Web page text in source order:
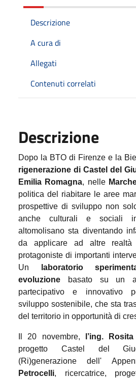
Descrizione
A cura di
Allegati
Contenuti correlati
Descrizione
Dopo la BTO di Firenze e la
rigenerazione di Castel del
Emilia Romagna, nelle
politica del riabitare le aree
prospettive di sviluppo non
anche culturali e sociali
altomolisano sta diventando
da applicare ad altre realtà
protagoniste di importanti
Un
laboratorio
evoluzione basato su un
partecipativo e innovativo
sviluppo sostenibile, che sta
del territorio in opportunità di
Il 20 novembre, l’ing.
progetto Castel del
(Ri)generazione dell'
Petrocelli, ricercatrice,